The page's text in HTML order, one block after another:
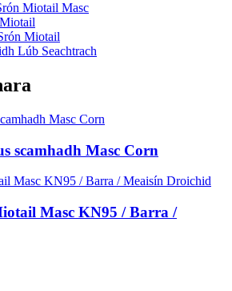
Miotail Masc
Miotail
Lúb Seachtrach
scamhadh Masc Corn
Masc KN95 / Barra /